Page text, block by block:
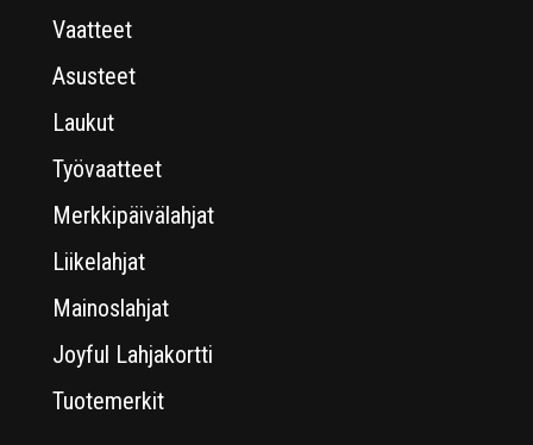
Vaatteet
Asusteet
Laukut
Työvaatteet
Merkkipäivälahjat
Liikelahjat
Mainoslahjat
Joyful Lahjakortti
Tuotemerkit